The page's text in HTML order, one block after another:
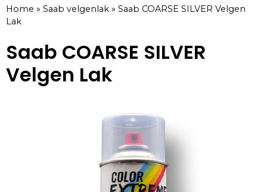
Home » Saab velgenlak » Saab COARSE SILVER Velgen
Lak
Saab COARSE SILVER
Velgen Lak